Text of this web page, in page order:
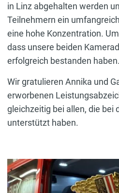
in Linz abgehalten werden
Teilnehmern ein
eine hohe Konzentration.
dass unsere beiden
erfolgreich bestanden haben.
Wir gratulieren Annika und
erworbenen
gleichzeitig bei allen, die bei
unterstützt haben.